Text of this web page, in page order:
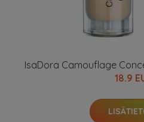
IsaDora Camouflage
18.9